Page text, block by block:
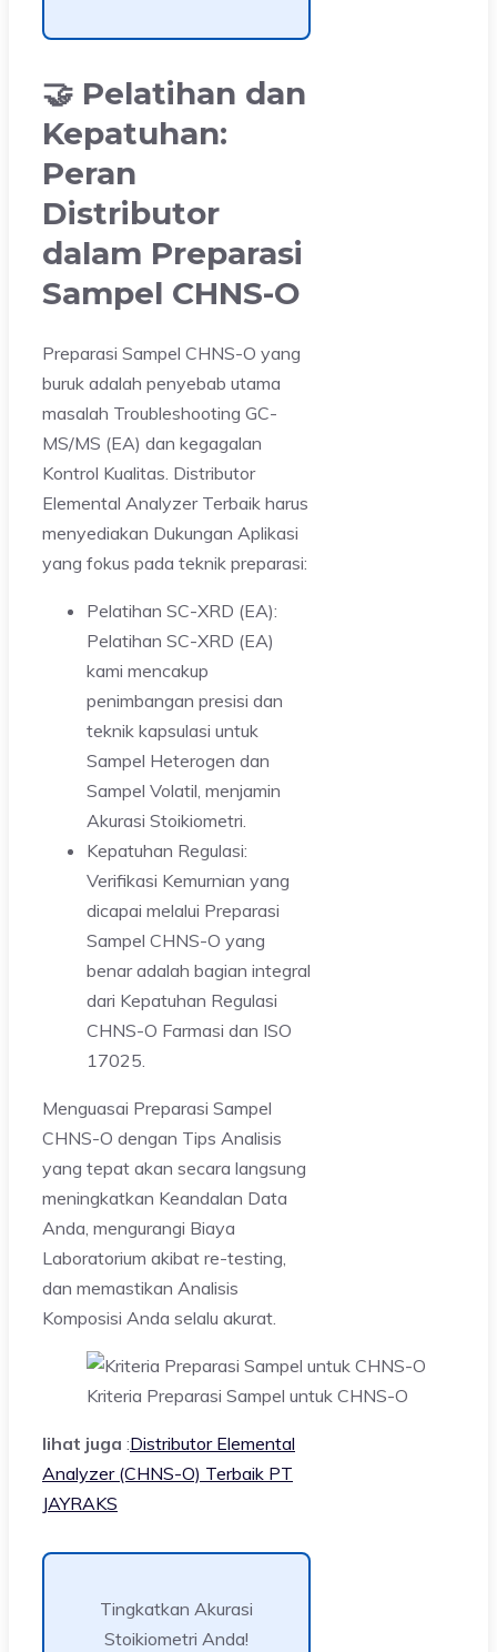
🤝 Pelatihan dan
Kepatuhan:
Peran
Distributor
dalam Preparasi
Sampel CHNS-O
Preparasi Sampel CHNS-O yang
buruk adalah penyebab utama
masalah Troubleshooting GC-
MS/MS (EA) dan kegagalan
Kontrol Kualitas. Distributor
Elemental Analyzer Terbaik harus
menyediakan Dukungan Aplikasi
yang fokus pada teknik preparasi:
Pelatihan SC-XRD (EA):
Pelatihan SC-XRD (EA)
kami mencakup
penimbangan presisi dan
teknik kapsulasi untuk
Sampel Heterogen dan
Sampel Volatil, menjamin
Akurasi Stoikiometri.
Kepatuhan Regulasi:
Verifikasi Kemurnian yang
dicapai melalui Preparasi
Sampel CHNS-O yang
benar adalah bagian integral
dari Kepatuhan Regulasi
CHNS-O Farmasi dan ISO
17025.
Menguasai Preparasi Sampel
CHNS-O dengan Tips Analisis
yang tepat akan secara langsung
meningkatkan Keandalan Data
Anda, mengurangi Biaya
Laboratorium akibat re-testing,
dan memastikan Analisis
Komposisi Anda selalu akurat.
Kriteria Preparasi Sampel untuk CHNS-O
lihat juga :Distributor Elemental
Analyzer (CHNS-O) Terbaik PT
JAYRAKS
Tingkatkan Akurasi
Stoikiometri Anda!